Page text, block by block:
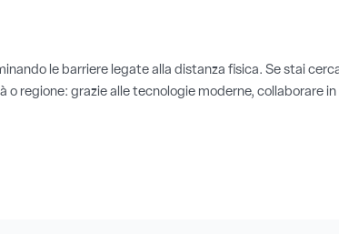
le barriere legate alla distanza fisica. Se stai
regione: grazie alle tecnologie moderne, collaborare